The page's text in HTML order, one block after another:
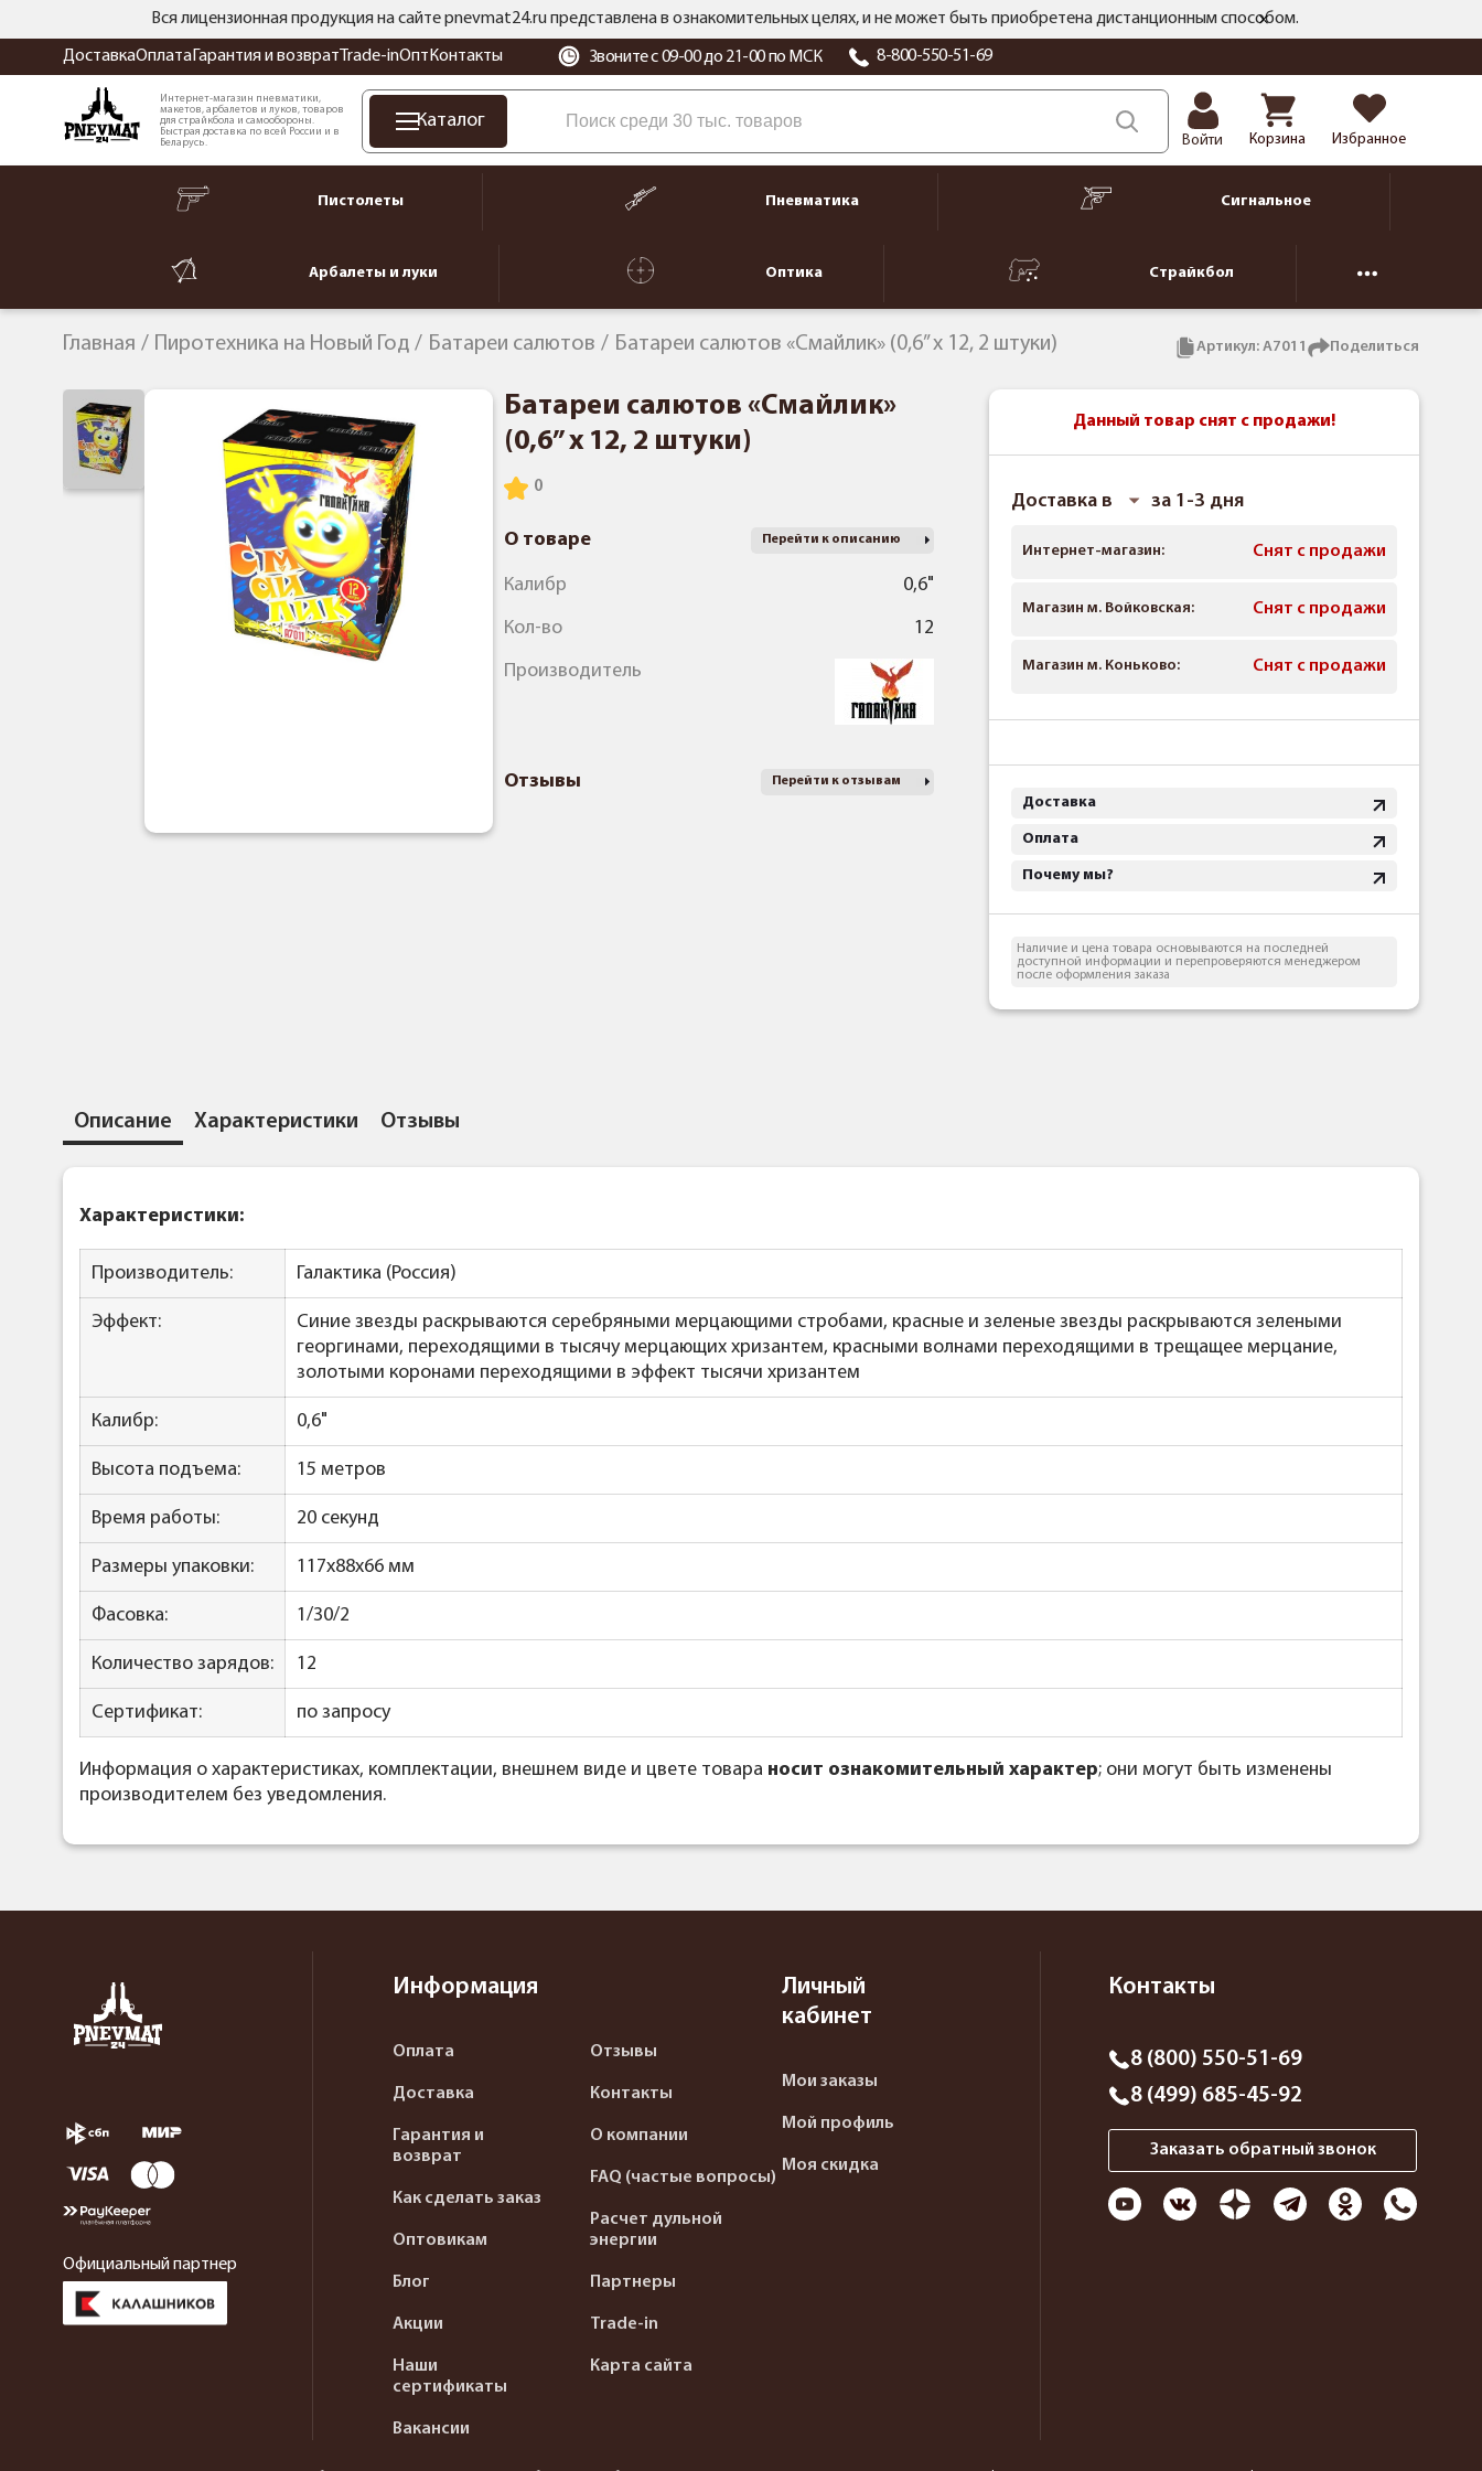
Вся лицензионная продукция на сайте pnevmat24.ru представлена в ознакомительных целях, и не может быть приобретена дистанционным способом.
ДоставкаОплата Гарантия и возврат Trade-inОпт Контакты Звоните с 09-00 до 21-00 по МСК 8-800-550-51-69
Интернет-магазин пневматики,
макетов, арбалетов и луков, товаров
для страйкбола и самообороны.
Быстрая доставка по всей России и в
Беларусь.
Каталог
Войти Корзина Избранное
Пистолеты Пневматика Сигнальное
Арбалеты и луки Оптика Страйкбол
Главная Пиротехника на Новый Год Батареи салютов Батареи салютов «Смайлик» (0,6” x 12, 2 штуки) Артикул: А7011 Поделиться
Батареи салютов «Смайлик»
(0,6” x 12, 2 штуки)
О товаре Перейти к описанию
Калибр 0,6"
Кол-во 12
Производитель
Отзывы Перейти к отзывам
Данный товар снят с продажи!
Доставка в за 1-3 дня
Интернет-магазин: Снят с продажи
Магазин м. Войковская: Снят с продажи
Магазин м. Коньково: Снят с продажи
Доставка
Оплата
Почему мы?
Наличие и цена товара основываются на последней
доступной информации и перепроверяются менеджером
после оформления заказа
Описание Характеристики Отзывы
Характеристики:
Производитель: Галактика (Россия)
Эффект:
Синие звезды раскрываются серебряными мерцающими стробами, красные и зеленые звезды раскрываются зелеными
георгинами, переходящими в тысячу мерцающих хризантем, красными волнами переходящими в трещащее мерцание,
золотыми коронами переходящими в эффект тысячи хризантем
Калибр: 0,6"
Высота подъема: 15 метров
Время работы: 20 секунд
Размеры упаковки: 117х88х66 мм
Фасовка: 1/30/2
Количество зарядов: 12
Сертификат: по запросу
Информация о характеристиках, комплектации, внешнем виде и цвете товара носит ознакомительный характер; они могут быть изменены
производителем без уведомления.
Официальный партнер
Информация
Оплата
Доставка
Гарантия и
возврат
Как сделать заказ
Оптовикам
Блог
Акции
Наши
сертификаты
Вакансии
Отзывы
Контакты
О компании
FAQ (частые вопросы)
Расчет дульной
энергии
Партнеры
Trade-in
Карта сайта
Личный
кабинет
Мои заказы
Мой профиль
Моя скидка
Контакты
8 (800) 550-51-69
8 (499) 685-45-92
Заказать обратный звонок